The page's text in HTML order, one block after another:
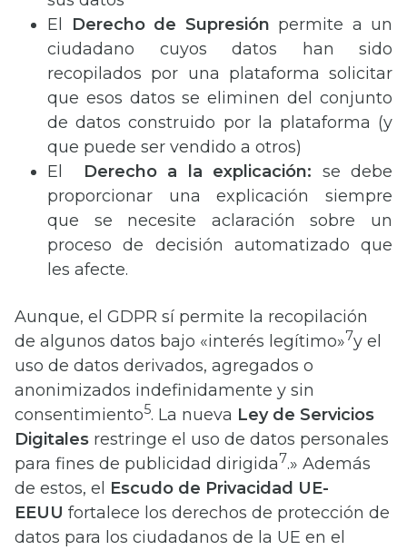
El
Derecho de Supresión permite a un
ciudadano cuyos datos han sido
recopilados por una plataforma solicitar
que esos datos se eliminen del conjunto
de datos construido por la plataforma (y
que puede ser vendido a otros)
El Derecho a la explicación: se debe
proporcionar una explicación siempre
que se necesite aclaración sobre un
proceso de decisión automatizado que
les afecte.
Aunque, el GDPR sí permite la recopilación
de algunos datos bajo «interés legítimo»7y el
uso de datos derivados, agregados o
anonimizados indefinidamente y sin
consentimiento5. La nueva Ley de Servicios
Digitales restringe el uso de datos personales
para fines de publicidad dirigida7.» Además
de estos, el Escudo de Privacidad UE-
EEUU fortalece los derechos de protección de
datos para los ciudadanos de la UE en el